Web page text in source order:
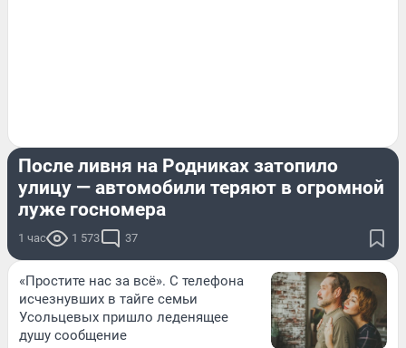
После ливня на Родниках затопило
улицу — автомобили теряют в огромной
луже госномера
1 час 1 573 37
«Простите нас за всё». С телефона
исчезнувших в тайге семьи
Усольцевых пришло леденящее
душу сообщение